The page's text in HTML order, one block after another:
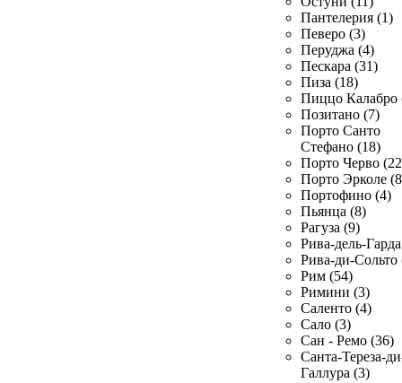
Пантелерия (1)
Певеро (3)
Перуджа (4)
Пескара (31)
Пиза (18)
Пиццо Калабро
Позитано (7)
Порто Санто
Стефано (18)
Порто Черво
Порто Эрколе
Портофино (4)
Пьянца (8)
Рагуза (9)
Рива-дель-
Рива-ди-Сольто
Рим (54)
Римини (3)
Саленто (4)
Сало (3)
Сан - Ремо (36)
Санта-Тереза-
Галлура (3)